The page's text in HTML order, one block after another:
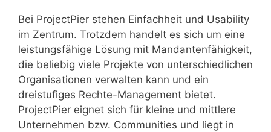
Bei ProjectPier stehen Einfachheit und Usability
im Zentrum. Trotzdem handelt es sich um eine
leistungsfähige Lösung mit Mandantenfähigkeit,
die beliebig viele Projekte von unterschiedlichen
Organisationen verwalten kann und ein
dreistufiges Rechte-Management bietet.
ProjectPier eignet sich für kleine und mittlere
Unternehmen bzw. Communities und liegt in